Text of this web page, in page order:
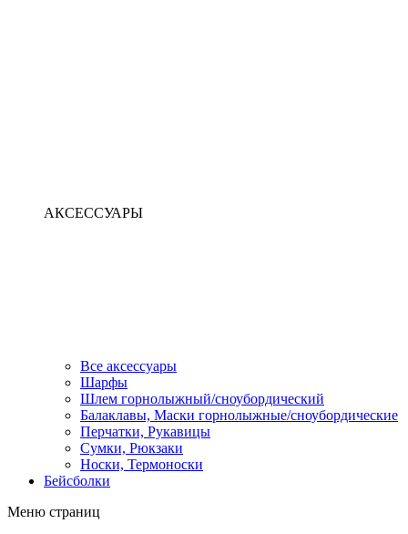
АКСЕССУАРЫ
Все аксессуары
Шарфы
Шлем горнолыжный/сноубордический
Балаклавы, Маски горнолыжные/сноубордические
Перчатки, Рукавицы
Сумки, Рюкзаки
Носки, Термоноски
Бейсболки
Меню страниц